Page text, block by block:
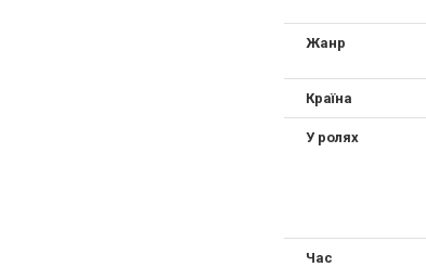
Жанр
Країна
У ролях
Час